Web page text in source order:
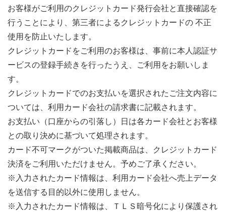
お客様がご利用のクレジットカード発行会社と直接確認を
行うことにより、第三者によるクレジットカードの 不正
使用を防止いたします。
クレジットカードをご利用のお客様は、事前に本人認証サ
ービスの登録手続きを行ったうえ、ご利用をお願いしま
す。
クレジットカードでのお支払いを選択されたご注文内容に
ついては、利用カード会社の請求書に記載されます。
お支払い（口座からの引落し）日は各カード会社とお客様
との取り決めに基づいて処理されます。
カード不可マークがついた掲載商品は、クレジットカード
決済をご利用いただけません。予めご了承ください。
※入力されたカード情報は、利用カード会社へ売上データ
を送信する目的以外に使用しません。
※入力されたカード情報は、ＴＬＳ暗号化により保護され